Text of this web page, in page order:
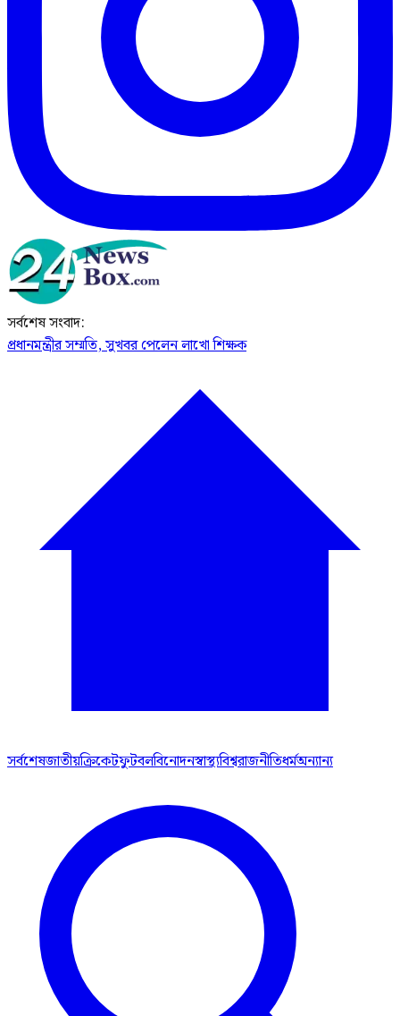
সর্বশেষ সংবাদ:
প্রধানমন্ত্রীর সম্মতি, সুখবর পেলেন লাখো শিক্ষক
সর্বশেষজাতীয়ক্রিকেটফুটবলবিনোদনস্বাস্থ্যবিশ্বরাজনীতিধর্মঅন্যান্য